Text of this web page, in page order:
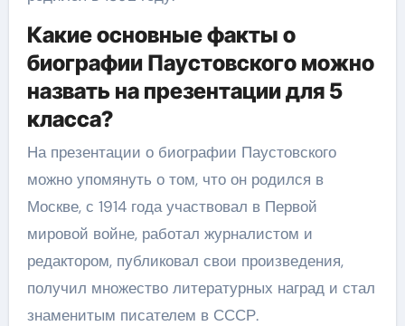
Какие основные факты о
биографии Паустовского можно
назвать на презентации для 5
класса?
На презентации о биографии Паустовского
можно упомянуть о том, что он родился в
Москве, с 1914 года участвовал в Первой
мировой войне, работал журналистом и
редактором, публиковал свои произведения,
получил множество литературных наград и стал
знаменитым писателем в СССР.